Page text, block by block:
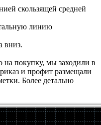
скользящей средней
линию
вниз.
на покупку, мы заходили в
и профит размещали
Более детально